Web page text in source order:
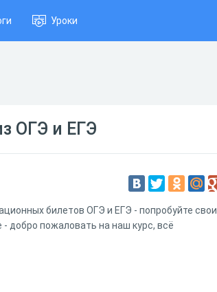
Уроки
ОГЭ и ЕГЭ
билетов ОГЭ и ЕГЭ - попробуйте свои
добро пожаловать на наш курс, всё